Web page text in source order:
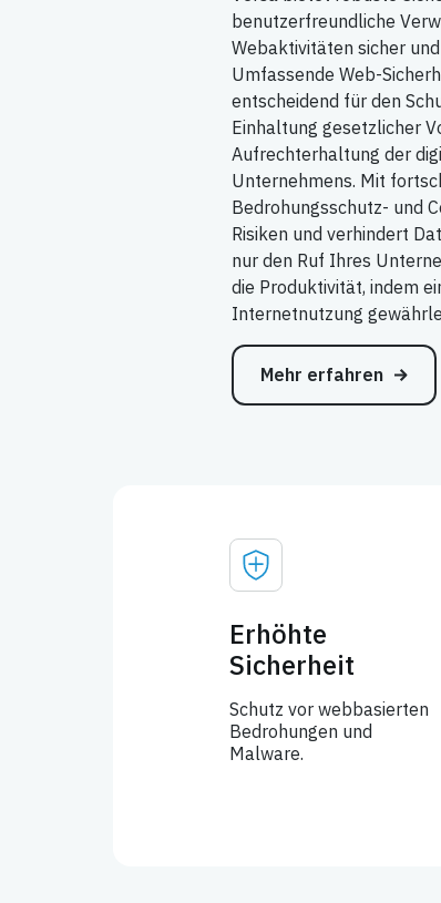
benutzerfreundliche
Webaktivitäten sicher
Umfassende Web-
entscheidend für den
Einhaltung gesetzlicher
Aufrechterhaltung der
Unternehmens. Mit
Bedrohungsschutz- und
Risiken und verhindert
nur den Ruf Ihres
die Produktivität, indem
Internetnutzung
Mehr erfahren
Erhöhte
Sicherheit
Schutz vor webbasierten
Bedrohungen und
Malware.